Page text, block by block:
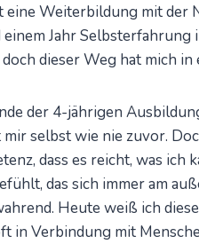
eine Weiterbildung mit der
Jahr
dieser Weg hat mich
der 4-jährigen
selbst wie nie zuvor.
dass es reicht, was ich
das sich immer am
Heute weiß ich
in Verbindung mit